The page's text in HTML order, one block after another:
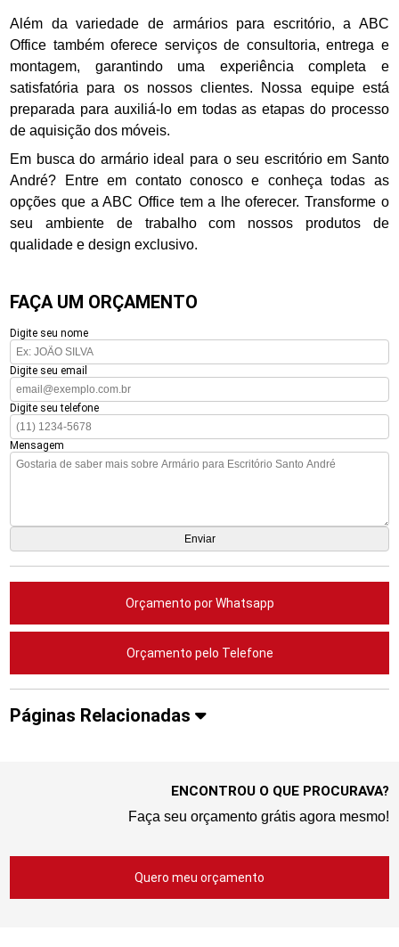
Além da variedade de armários para escritório, a ABC
Office também oferece serviços de consultoria, entrega e
montagem, garantindo uma experiência completa e
satisfatória para os nossos clientes. Nossa equipe está
preparada para auxiliá-lo em todas as etapas do processo
de aquisição dos móveis.
Em busca do armário ideal para o seu escritório em Santo
André? Entre em contato conosco e conheça todas as
opções que a ABC Office tem a lhe oferecer. Transforme o
seu ambiente de trabalho com nossos produtos de
qualidade e design exclusivo.
FAÇA UM ORÇAMENTO
Digite seu nome
Digite seu email
Digite seu telefone
Mensagem
Orçamento por Whatsapp
Orçamento pelo Telefone
Páginas Relacionadas
ENCONTROU O QUE PROCURAVA?
Faça seu orçamento grátis agora mesmo!
Quero meu orçamento